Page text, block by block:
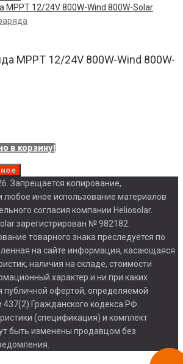
MPPT 12/24V 800W-Wind 800W-
в корзину!
Запрещается копирование,
любое иное использование материалов
согласия компании Heliosolar.
зарегистрирован № 982182.
товарного знака преследуется по
на сайте информация, касающаяся
наличия на складе, стоимости
характер и ни при каких
публичной офертой, определяемой
Гражданского кодекса РФ.
(спецификация) и комплект
быть изменены продавцом без